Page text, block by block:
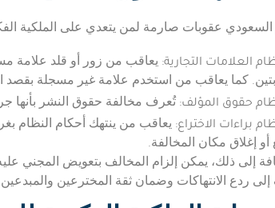
السعودي عقوبات صارمة لمن يتعدي على الملكية
العلامات التجارية: يعاقب من زور أو قلد علامة
كما يعاقب من استخدم علامة غير مسجلة بقصد الغش بالحبس (حتى 3
حقوق المؤلف: تُعرف مخالفة حقوق النشر بأنها
براءات الاختراع
أو إغلاق مكان المخالفة.
إلى ذلك، يمكن إلزام المخالف بتعويض
ردع الانتهاكات وضمان ثقة المخترعين